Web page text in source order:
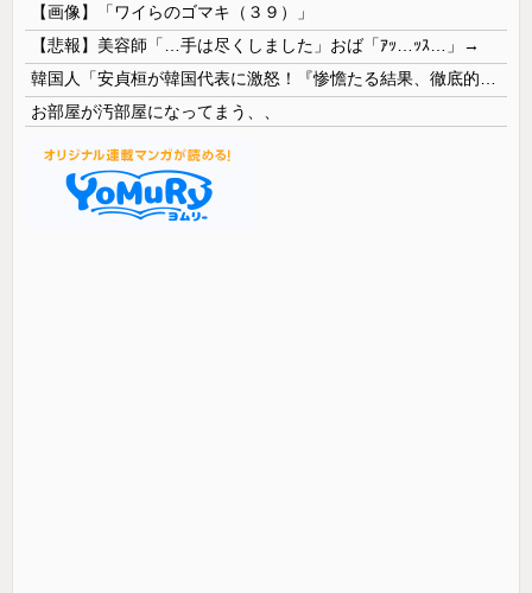
【画像】「ワイらのゴマキ（３９）」
【悲報】美容師「…手は尽くしました」おば「ｱｯ…ｯｽ…」→
お部屋が汚部屋になってまう、、